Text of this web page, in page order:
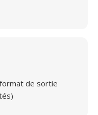
de sortie